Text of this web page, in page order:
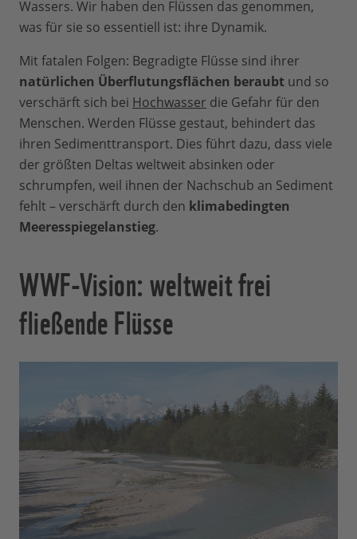
Wassers. Wir haben den Flüssen das genommen,
was für sie so essentiell ist: ihre Dynamik.
Mit fatalen Folgen: Begradigte Flüsse sind ihrer
natürlichen Überflutungsflächen beraubt und so
verschärft sich bei Hochwasser die Gefahr für den
Menschen. Werden Flüsse gestaut, behindert das
ihren Sedimenttransport. Dies führt dazu, dass viele
der größten Deltas weltweit absinken oder
schrumpfen, weil ihnen der Nachschub an Sediment
fehlt – verschärft durch den klimabedingten
Meeresspiegelanstieg.
WWF-Vision: weltweit frei
fließende Flüsse